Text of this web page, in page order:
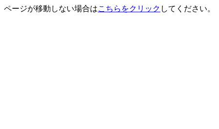
ページが移動しない場合はこちらをクリック してください。